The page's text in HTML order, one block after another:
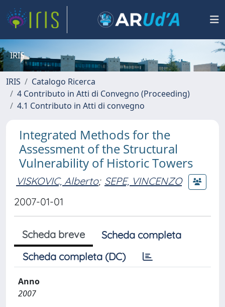
IRIS
IRIS
Catalogo Ricerca
4 Contributo in Atti di Convegno (Proceeding)
4.1 Contributo in Atti di convegno
Integrated Methods for the
Assessment of the Structural
Vulnerability of Historic Towers
VISKOVIC, Alberto; SEPE, VINCENZO
2007-01-01
Scheda breve
Scheda completa
Scheda completa (DC)
Anno
2007